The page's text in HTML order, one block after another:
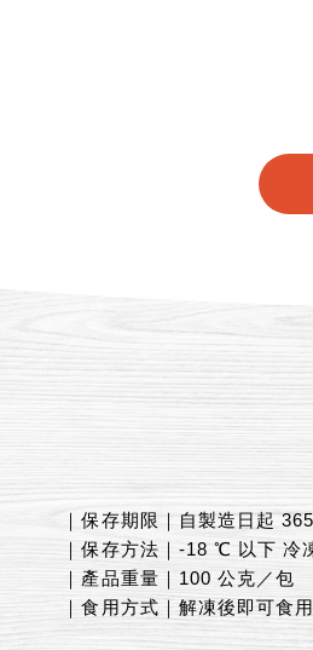
｜保存期限｜自製造日起
｜保存方法｜-18 ℃ 以下 冷
｜產品重量｜100 公克／包
｜食用方式｜解凍後即可食